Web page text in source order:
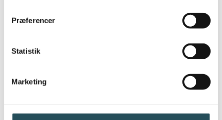
Præferencer
Statistik
Marketing
Programmet for Planteløftet 2024s
alle, der arbejder med mad og måltider i
opskrifter og inspirationsrige fortællinger